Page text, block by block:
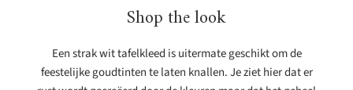
Shop the look
Een strak wit tafelkleed is uitermate geschikt om de
feestelijke goudtinten te laten knallen. Je ziet hier dat er